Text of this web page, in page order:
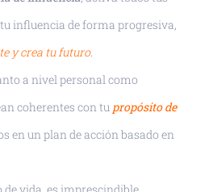
influencia de forma progresiva,
y crea tu futuro.
a nivel personal como
coherentes con tu propósito de
en un plan de acción basado en